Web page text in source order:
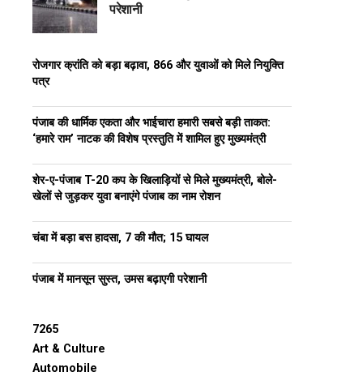
परेशानी
रोजगार क्रांति को बड़ा बढ़ावा, 866 और युवाओं को मिले नियुक्ति
पत्र
पंजाब की धार्मिक एकता और भाईचारा हमारी सबसे बड़ी ताकत:
‘हमारे राम’ नाटक की विशेष प्रस्तुति में शामिल हुए मुख्यमंत्री
शेर-ए-पंजाब T-20 कप के खिलाड़ियों से मिले मुख्यमंत्री, बोले-
खेलों से जुड़कर युवा बनाएंगे पंजाब का नाम रोशन
चंबा में बड़ा बस हादसा, 7 की मौत; 15 घायल
पंजाब में मानसून सुस्त, उमस बढ़ाएगी परेशानी
7265
Art & Culture
Automobile